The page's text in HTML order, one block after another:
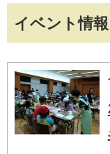
イベント情報